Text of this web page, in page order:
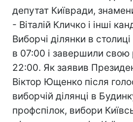
депутат Київради,
- Віталій Кличко і інші
Виборчі ділянки в
в 07:00 і завершили свою
22:00. Як заявив
Віктор Ющенко після
виборчій ділянці в
профспілок, вибори